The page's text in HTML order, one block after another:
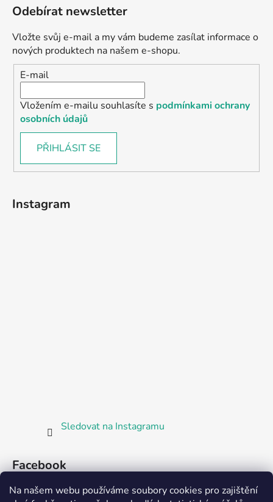
Na našem webu používáme soubory cookies pro zajištění
Odebírat newsletter
Vložte svůj e-mail a my vám budeme zasílat informace o
nových produktech na našem e-shopu.
E-mail
Vložením e-mailu souhlasíte s podmínkami ochrany
osobních údajů
PŘIHLÁSIT SE
Instagram
Sledovat na Instagramu
Facebook